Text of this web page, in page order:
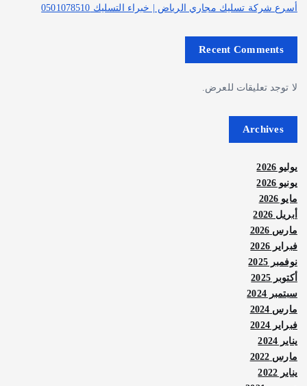
أسرع شركة تسليك مجاري الرياض | خبراء التسليك 0501078510
Recent Comments
لا توجد تعليقات للعرض.
Archives
يوليو 2026
يونيو 2026
مايو 2026
أبريل 2026
مارس 2026
فبراير 2026
نوفمبر 2025
أكتوبر 2025
سبتمبر 2024
مارس 2024
فبراير 2024
يناير 2024
مارس 2022
يناير 2022